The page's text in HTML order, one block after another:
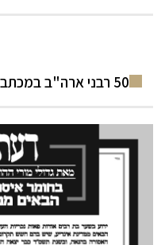
50 רבני ארה"ב במכתב חריף!!